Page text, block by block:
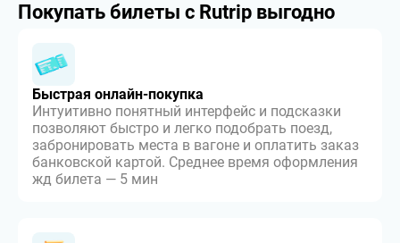
Покупать билеты с Rutrip выгодно
Быстрая онлайн-покупка
Интуитивно понятный интерфейс и подсказки
позволяют быстро и легко подобрать поезд,
забронировать места в вагоне и оплатить заказ
банковской картой. Среднее время оформления
жд билета — 5 мин